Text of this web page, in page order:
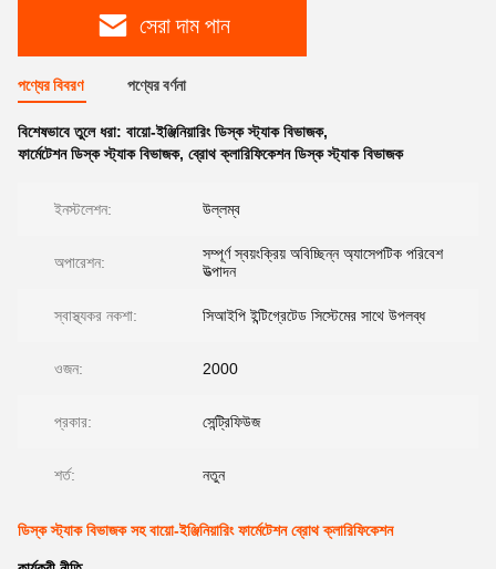
সেরা দাম পান
পণ্যের বিবরণ পণ্যের বর্ণনা
বিশেষভাবে তুলে ধরা: বায়ো-ইঞ্জিনিয়ারিং ডিস্ক স্ট্যাক বিভাজক,
ফার্মেটেশন ডিস্ক স্ট্যাক বিভাজক, ব্রোথ ক্লারিফিকেশন ডিস্ক স্ট্যাক বিভাজক
ইনস্টলেশন: উল্লম্ব
অপারেশন:
সম্পূর্ণ স্বয়ংক্রিয় অবিচ্ছিন্ন অ্যাসেপটিক পরিবেশ
উত্পাদন
স্বাস্থ্যকর নকশা: সিআইপি ইন্টিগ্রেটেড সিস্টেমের সাথে উপলব্ধ
ওজন: 2000
প্রকার: সেন্ট্রিফিউজ
শর্ত: নতুন
ডিস্ক স্ট্যাক বিভাজক সহ বায়ো-ইঞ্জিনিয়ারিং ফার্মেটেশন ব্রোথ ক্লারিফিকেশন